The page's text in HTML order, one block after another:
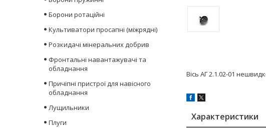
Вісь АГ 2.1.02-01
Характеристики
Борони ротаційні
Культиватори просапні (міжрядні)
Розкидачі мінеральних добрив
Фронтальні навантажувачі та
обладнання
Причіпні пристрої для навісного
обладнання
Лущильники
Плуги